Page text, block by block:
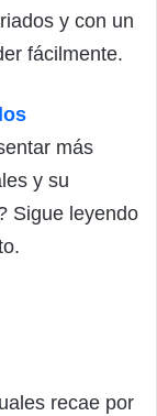
y con un
fácilmente.
los
más
y su
Sigue leyendo
recae por